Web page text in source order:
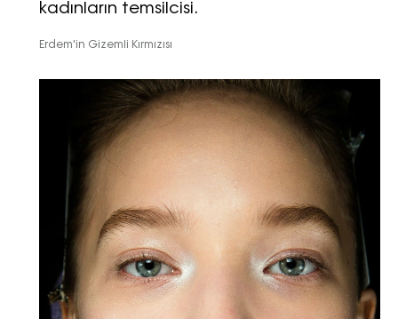
kadınların temsilcisi.
Erdem'in Gizemli Kırmızısı